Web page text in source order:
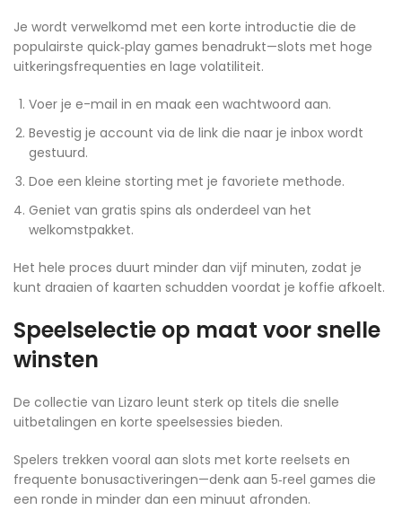
Je wordt verwelkomd met een korte introductie die de
populairste quick‑play games benadrukt—slots met hoge
uitkeringsfrequenties en lage volatiliteit.
Voer je e-mail in en maak een wachtwoord aan.
Bevestig je account via de link die naar je inbox wordt
gestuurd.
Doe een kleine storting met je favoriete methode.
Geniet van gratis spins als onderdeel van het
welkomstpakket.
Het hele proces duurt minder dan vijf minuten, zodat je
kunt draaien of kaarten schudden voordat je koffie afkoelt.
Speelselectie op maat voor snelle
winsten
De collectie van Lizaro leunt sterk op titels die snelle
uitbetalingen en korte speelsessies bieden.
Spelers trekken vooral aan slots met korte reelsets en
frequente bonusactiveringen—denk aan 5‑reel games die
een ronde in minder dan een minuut afronden.